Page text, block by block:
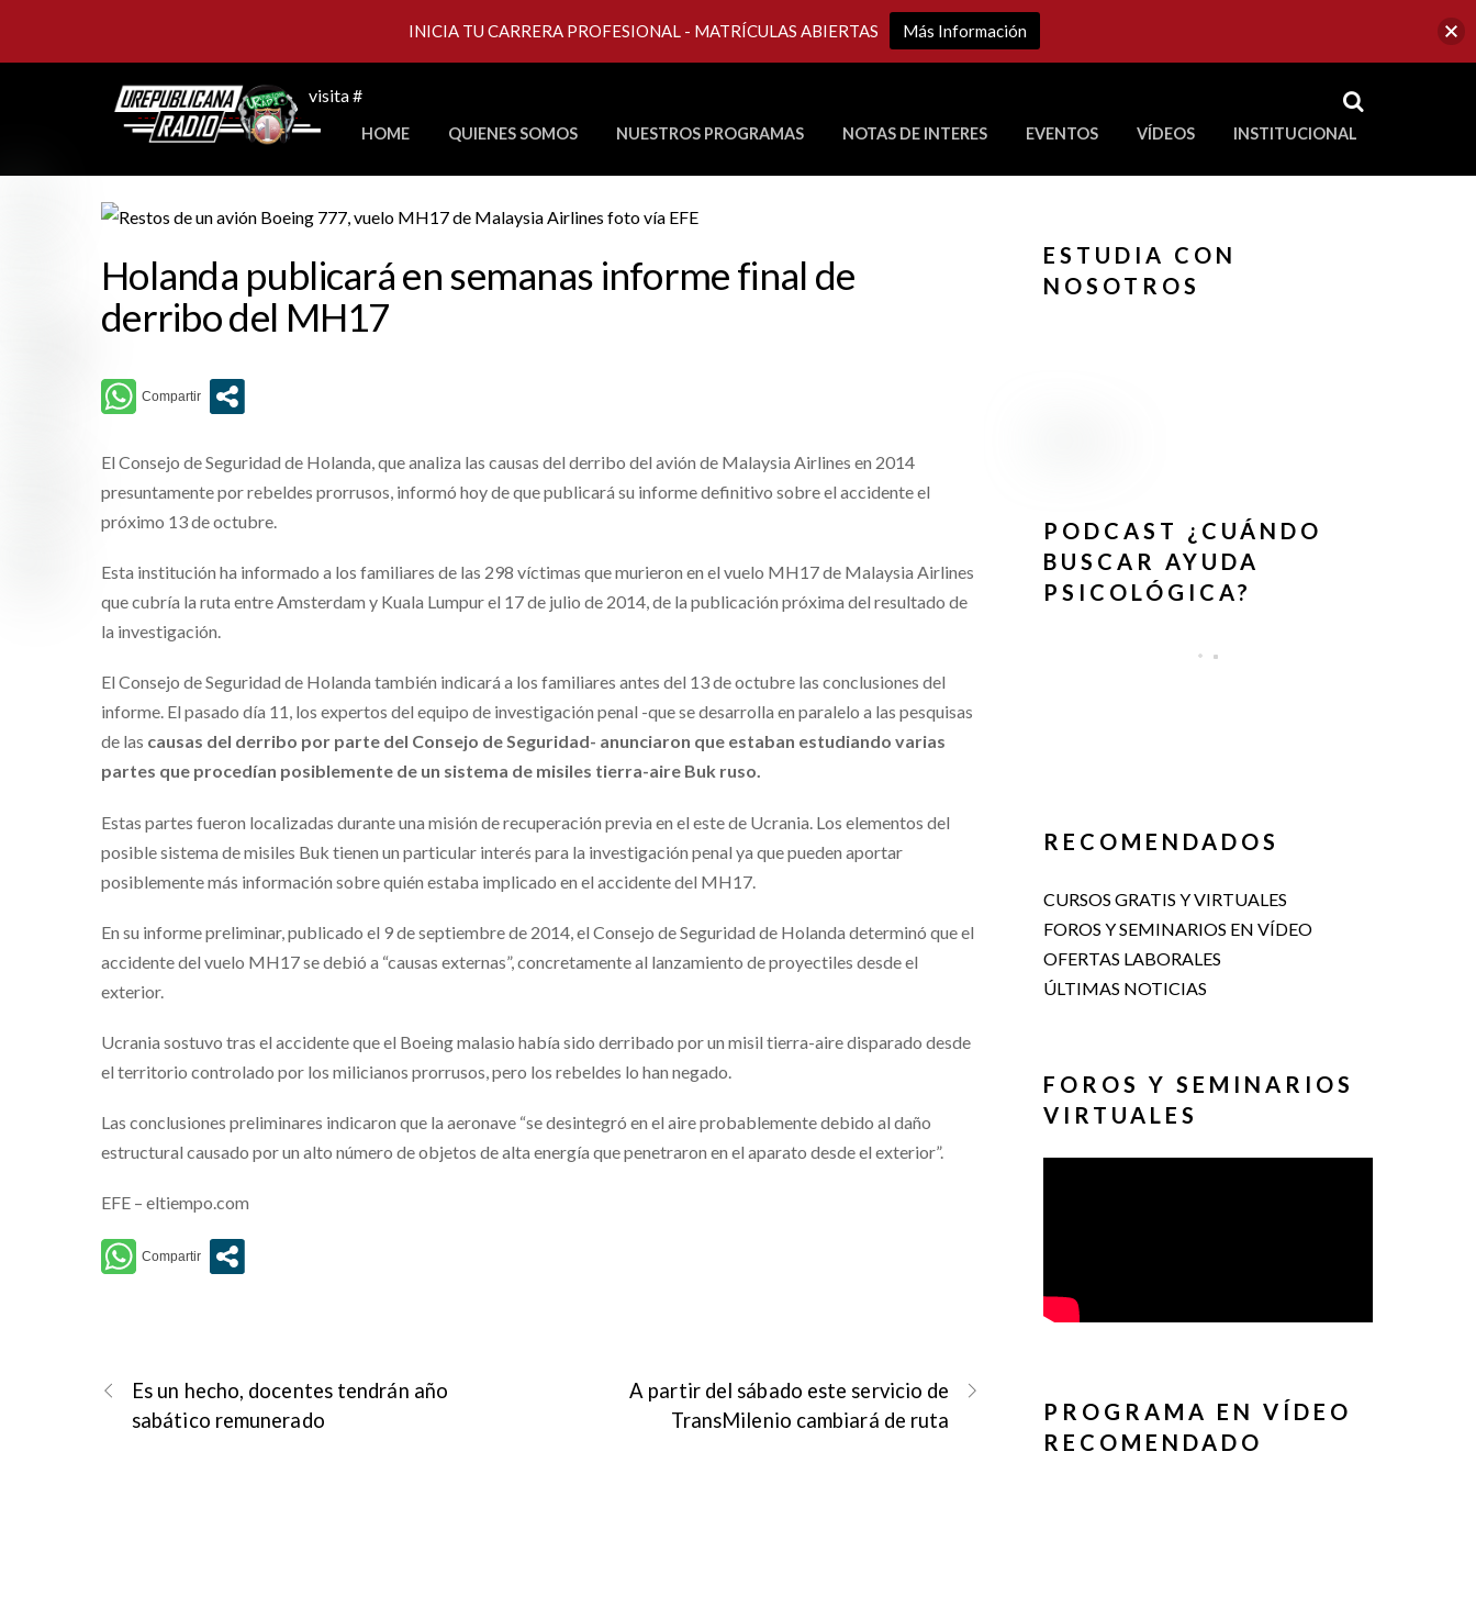
visita # RSS
HOME QUIENES SOMOS NUESTROS PROGRAMAS NOTAS DE INTERES EVENTOS VÍDEOS INSTITUCIONAL
Holanda publicará en semanas informe final de
derribo del MH17
El Consejo de Seguridad de Holanda, que analiza las causas del derribo del avión de Malaysia Airlines en 2014
presuntamente por rebeldes prorrusos, informó hoy de que publicará su informe definitivo sobre el accidente el
próximo 13 de octubre.
Esta institución ha informado a los familiares de las 298 víctimas que murieron en el vuelo MH17 de Malaysia Airlines
que cubría la ruta entre Amsterdam y Kuala Lumpur el 17 de julio de 2014, de la publicación próxima del resultado de
la investigación.
El Consejo de Seguridad de Holanda también indicará a los familiares antes del 13 de octubre las conclusiones del
informe. El pasado día 11, los expertos del equipo de investigación penal -que se desarrolla en paralelo a las pesquisas
de las causas del derribo por parte del Consejo de Seguridad- anunciaron que estaban estudiando varias
partes que procedían posiblemente de un sistema de misiles tierra-aire Buk ruso.
Estas partes fueron localizadas durante una misión de recuperación previa en el este de Ucrania. Los elementos del
posible sistema de misiles Buk tienen un particular interés para la investigación penal ya que pueden aportar
posiblemente más información sobre quién estaba implicado en el accidente del MH17.
En su informe preliminar, publicado el 9 de septiembre de 2014, el Consejo de Seguridad de Holanda determinó que el
accidente del vuelo MH17 se debió a “causas externas”, concretamente al lanzamiento de proyectiles desde el
exterior.
Ucrania sostuvo tras el accidente que el Boeing malasio había sido derribado por un misil tierra-aire disparado desde
el territorio controlado por los milicianos prorrusos, pero los rebeldes lo han negado.
Las conclusiones preliminares indicaron que la aeronave “se desintegró en el aire probablemente debido al daño
estructural causado por un alto número de objetos de alta energía que penetraron en el aparato desde el exterior”.
EFE – eltiempo.com
Es un hecho, docentes tendrán año
sabático remunerado
A partir del sábado este servicio de
TransMilenio cambiará de ruta
ESTUDIA CON
NOSOTROS
PODCAST ¿CUÁNDO
BUSCAR AYUDA
PSICOLÓGICA?
RECOMENDADOS
CURSOS GRATIS Y VIRTUALES
FOROS Y SEMINARIOS EN VÍDEO
OFERTAS LABORALES
ÚLTIMAS NOTICIAS
FOROS Y SEMINARIOS
VIRTUALES
PROGRAMA EN VÍDEO
RECOMENDADO
INICIA TU CARRERA PROFESIONAL - MATRÍCULAS ABIERTAS Más Información